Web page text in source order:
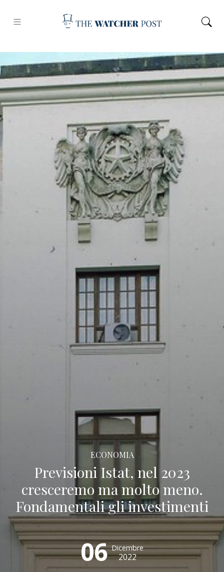
ECONOMIA
Previsioni Istat, nel 2023
cresceremo ma molto meno.
Fondamentali gli investimenti
06 Dicembre
2022